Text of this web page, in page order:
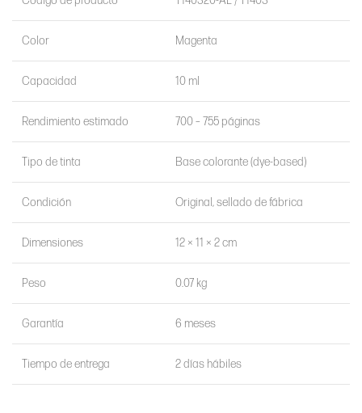
Color Magenta
Capacidad 10 ml
Rendimiento estimado 700 – 755 páginas
Tipo de tinta Base colorante (dye-based)
Condición Original, sellado de fábrica
Dimensiones 12 × 11 × 2 cm
Peso 0.07 kg
Garantía 6 meses
Tiempo de entrega 2 días hábiles